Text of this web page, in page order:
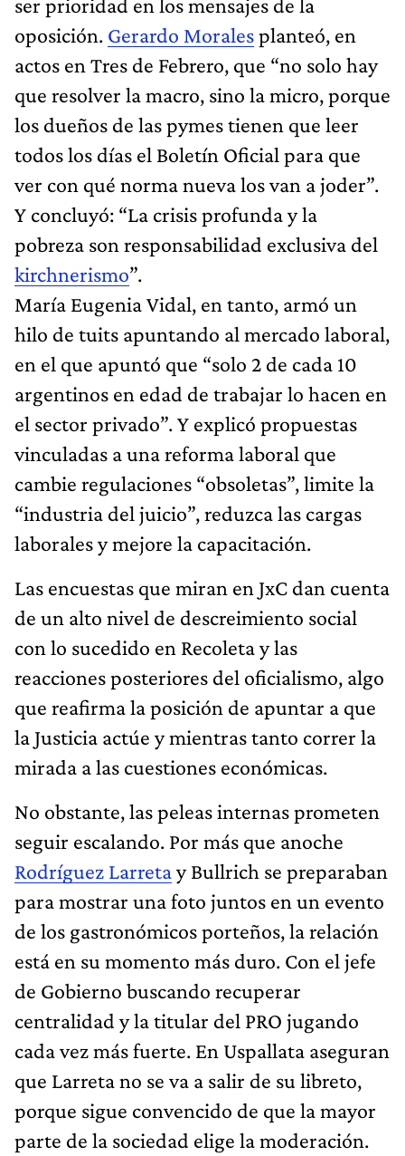
oposición. Gerardo Moralesplanteó, en
actos en Tres de Febrero, que “no solo hay
que resolver la macro, sino la micro, porque
los dueños de las pymes tienen que leer
todos los días el Boletín Oficial para que
ver con qué norma nueva los van a joder”.
Y concluyó: “La crisis profunda y la
pobreza son responsabilidad exclusiva del
kirchnerismo”.
María Eugenia Vidal, en tanto, armó un
hilo de tuits apuntando al mercado laboral,
en el que apuntó que “solo 2 de cada 10
argentinos en edad de trabajar lo hacen en
el sector privado”. Y explicó propuestas
vinculadas a una reforma laboral que
cambie regulaciones “obsoletas”, limite la
“industria del juicio”, reduzca las cargas
laborales y mejore la capacitación.
Las encuestas que miran en JxC dan cuenta
de un alto nivel de descreimiento social
con lo sucedido en Recoleta y las
reacciones posteriores del oficialismo, algo
que reafirma la posición de apuntar a que
la Justicia actúe y mientras tanto correr la
mirada a las cuestiones económicas.
No obstante, las peleas internas prometen
seguir escalando. Por más que anoche
Rodríguez Larretay Bullrich se preparaban
para mostrar una foto juntos en un evento
de los gastronómicos porteños, la relación
está en su momento más duro. Con el jefe
de Gobierno buscando recuperar
centralidad y la titular del PRO jugando
cada vez más fuerte. En Uspallata aseguran
que Larreta no se va a salir de su libreto,
porque sigue convencido de que la mayor
parte de la sociedad elige la moderación.